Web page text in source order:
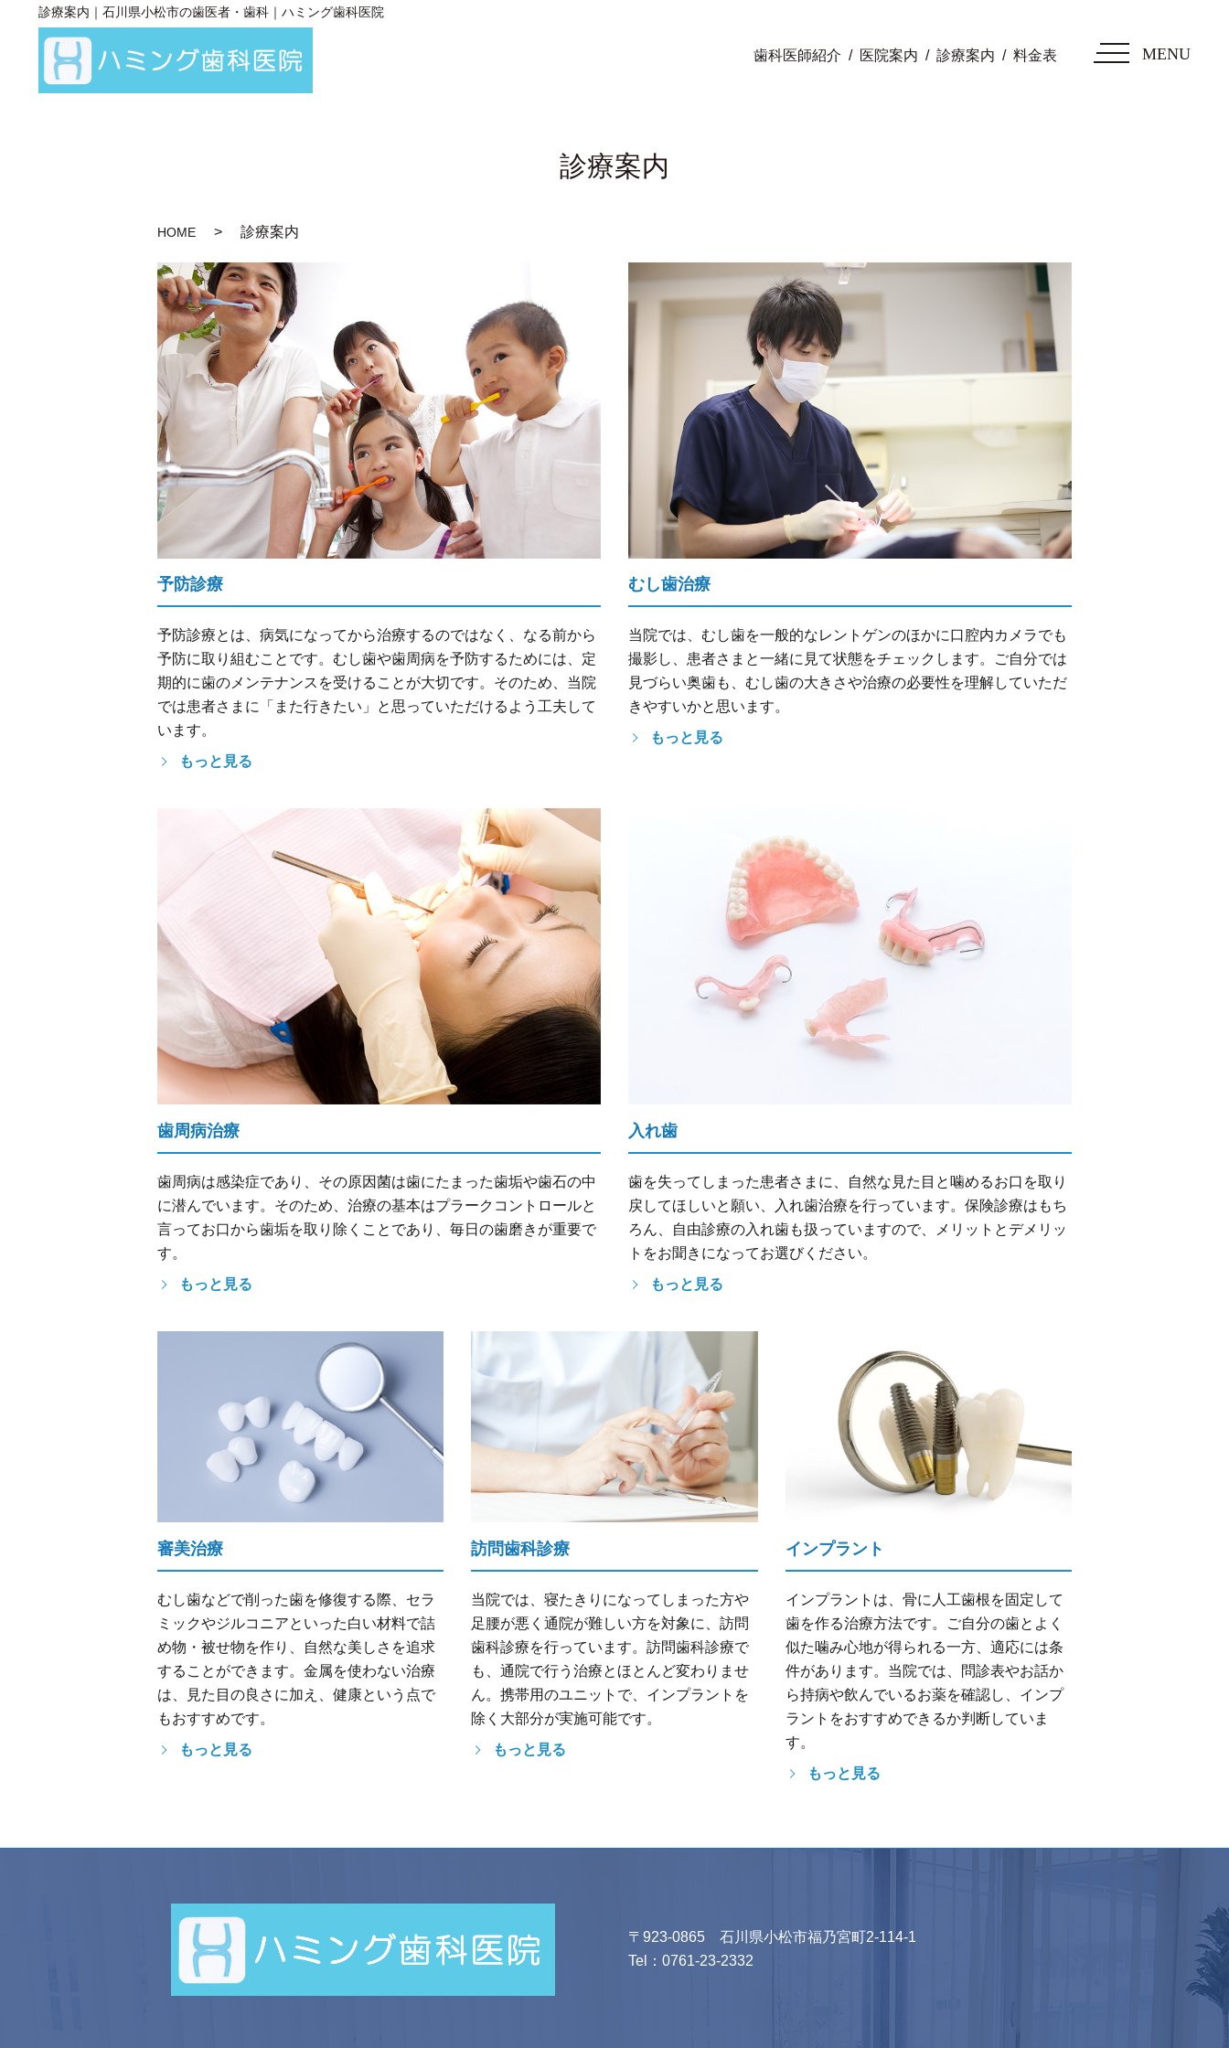
診療案内｜石川県小松市の歯医者・歯科｜ハミング歯科医院
歯科医師紹介 医院案内 診療案内 料金表 MENU
診療案内
HOME 診療案内
予防診療
予防診療とは、病気になってから治療するのではなく、なる前から
予防に取り組むことです。むし歯や歯周病を予防するためには、定
期的に歯のメンテナンスを受けることが大切です。そのため、当院
では患者さまに「また行きたい」と思っていただけるよう工夫して
います。
もっと見る
むし歯治療
当院では、むし歯を一般的なレントゲンのほかに口腔内カメラでも
撮影し、患者さまと一緒に見て状態をチェックします。ご自分では
見づらい奥歯も、むし歯の大きさや治療の必要性を理解していただ
きやすいかと思います。
もっと見る
歯周病治療
歯周病は感染症であり、その原因菌は歯にたまった歯垢や歯石の中
に潜んでいます。そのため、治療の基本はプラークコントロールと
言ってお口から歯垢を取り除くことであり、毎日の歯磨きが重要で
す。
もっと見る
入れ歯
歯を失ってしまった患者さまに、自然な見た目と噛めるお口を取り
戻してほしいと願い、入れ歯治療を行っています。保険診療はもち
ろん、自由診療の入れ歯も扱っていますので、メリットとデメリッ
トをお聞きになってお選びください。
もっと見る
審美治療
むし歯などで削った歯を修復する際、セラ
ミックやジルコニアといった白い材料で詰
め物・被せ物を作り、自然な美しさを追求
することができます。金属を使わない治療
は、見た目の良さに加え、健康という点で
もおすすめです。
もっと見る
訪問歯科診療
当院では、寝たきりになってしまった方や
足腰が悪く通院が難しい方を対象に、訪問
歯科診療を行っています。訪問歯科診療で
も、通院で行う治療とほとんど変わりませ
ん。携帯用のユニットで、インプラントを
除く大部分が実施可能です。
もっと見る
インプラント
インプラントは、骨に人工歯根を固定して
歯を作る治療方法です。ご自分の歯とよく
似た噛み心地が得られる一方、適応には条
件があります。当院では、問診表やお話か
ら持病や飲んでいるお薬を確認し、インプ
ラントをおすすめできるか判断していま
す。
もっと見る
〒923-0865 石川県小松市福乃宮町2-114-1
Tel： 0761-23-2332